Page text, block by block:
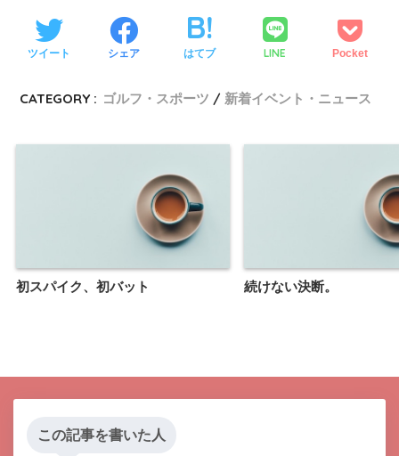
ツイート シェア はてブ LINE Pocket
CATEGORY : ゴルフ・スポーツ 新着イベント・ニュース
初スパイク、初バット 続けない決断。
この記事を書いた人